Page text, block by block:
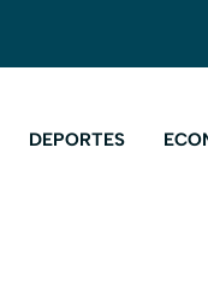
DEPORTES